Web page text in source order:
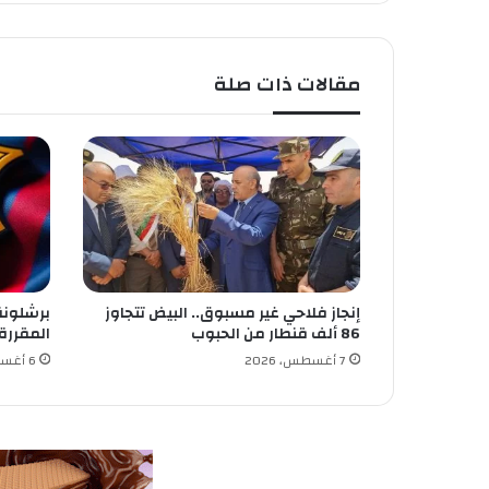
ا
م
ن
ص
ة
م
ع
ن
ي
ب
ا
س
ت
ل
م
مقالات ذات صلة
إنجاز فلاحي غير مسبوق.. البيض تتجاوز
86 ألف قنطار من الحبوب
7 أغسطس، 2026 6 أغسطس، 2026